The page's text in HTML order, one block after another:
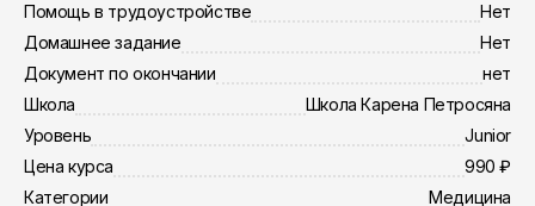
Помощь в трудоустройстве
Нет
Домашнее задание
Нет
Документ по окончании
нет
Школа
Школа Карена Петросяна
Уровень
Junior
Цена курса
990 ₽
Категории
Медицина